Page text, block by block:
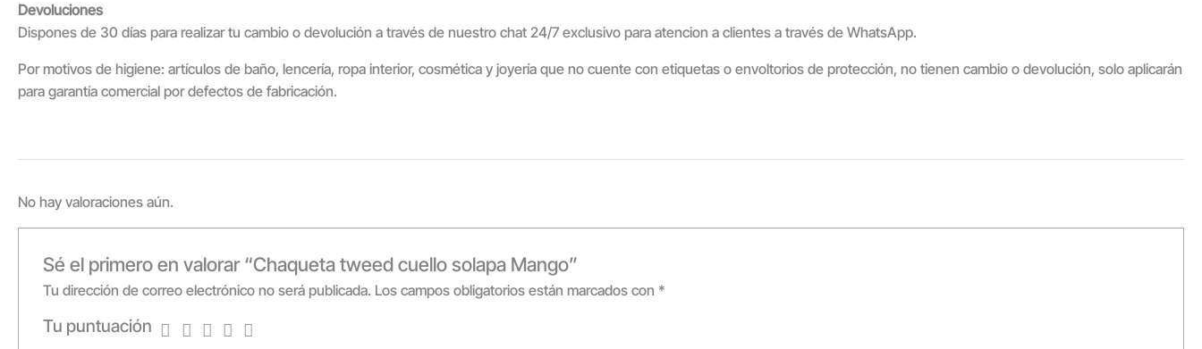
Devoluciones
Dispones de 30 días para realizar tu cambio o devolución a través de nuestro chat 24/7 exclusivo para atencion a clientes a través de WhatsApp.
Por motivos de higiene: artículos de baño, lencería, ropa interior, cosmética y joyería que no cuente con etiquetas o envoltorios de protección, no tienen cambio o devolución, solo aplicarán
para garantía comercial por defectos de fabricación.
No hay valoraciones aún.
Sé el primero en valorar “Chaqueta tweed cuello solapa Mango”
Tu dirección de correo electrónico no será publicada. Los campos obligatorios están marcados con *
Tu puntuación